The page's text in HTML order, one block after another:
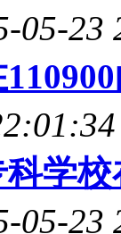
05-23
学
05-23